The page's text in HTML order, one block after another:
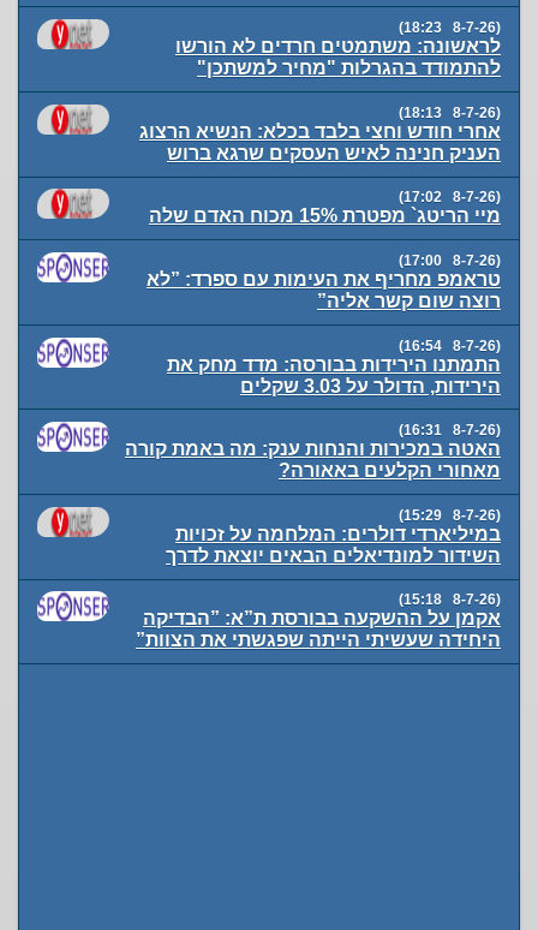
(8-7-26 18:23)
לראשונה: משתמטים חרדים לא הורשו
להתמודד בהגרלות "מחיר למשתכן"
(8-7-26 18:13)
אחרי חודש וחצי בלבד בכלא: הנשיא הרצוג
העניק חנינה לאיש העסקים שרגא ברוש
(8-7-26 17:02)
מיי הריטג` מפטרת 15% מכוח האדם שלה
(8-7-26 17:00)
טראמפ מחריף את העימות עם ספרד: ”לא
רוצה שום קשר אליה”
(8-7-26 16:54)
התמתנו הירידות בבורסה: מדד מחק את
הירידות, הדולר על 3.03 שקלים
(8-7-26 16:31)
האטה במכירות והנחות ענק: מה באמת קורה
מאחורי הקלעים באאורה?
(8-7-26 15:29)
במיליארדי דולרים: המלחמה על זכויות
השידור למונדיאלים הבאים יוצאת לדרך
(8-7-26 15:18)
אקמן על ההשקעה בבורסת ת”א: ”הבדיקה
היחידה שעשיתי הייתה שפגשתי את הצוות”